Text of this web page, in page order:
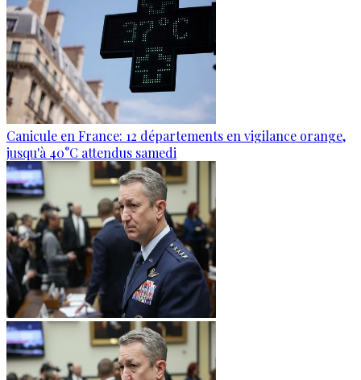
Canicule en France: 12 départements en vigilance orange,
jusqu'à 40°C attendus samedi